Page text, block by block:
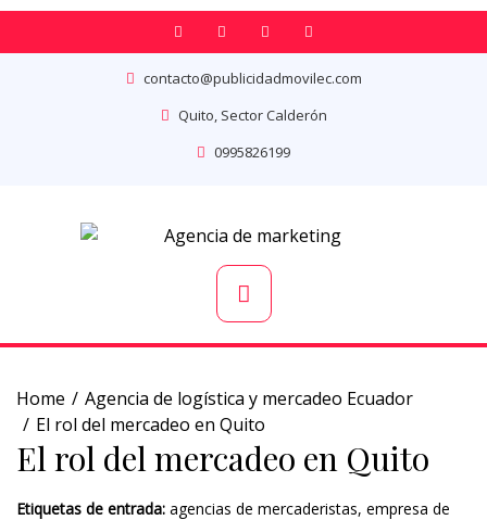
contacto@publicidadmovilec.com
Quito, Sector Calderón
0995826199
Home
Agencia de logística y mercadeo Ecuador
El rol del mercadeo en Quito
El rol del mercadeo en Quito
Etiquetas de entrada: agencias de mercaderistas, empresa de